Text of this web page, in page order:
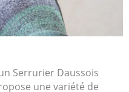
Serrurier Daussois
une variété de